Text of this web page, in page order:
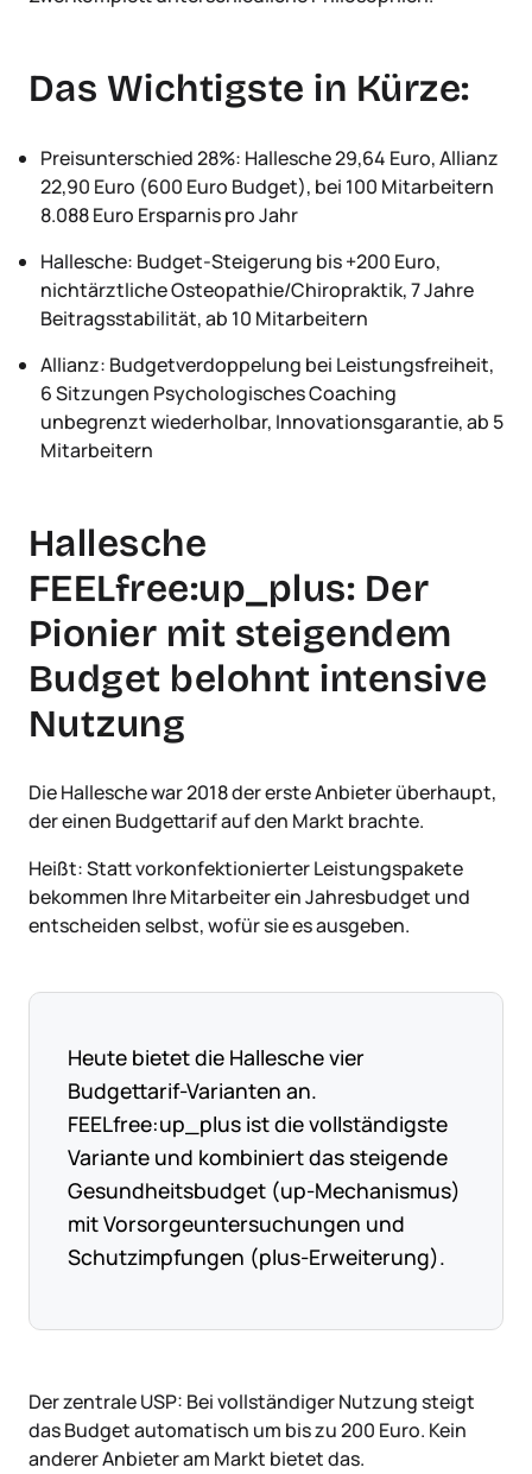
Das Wichtigste in Kürze:
Preisunterschied 28%: Hallesche 29,64 Euro, Allianz
22,90 Euro (600 Euro Budget), bei 100 Mitarbeitern
8.088 Euro Ersparnis pro Jahr
Hallesche: Budget-Steigerung bis +200 Euro,
nichtärztliche Osteopathie/Chiropraktik, 7 Jahre
Beitragsstabilität, ab 10 Mitarbeitern
Allianz: Budgetverdoppelung bei Leistungsfreiheit,
6 Sitzungen Psychologisches Coaching
unbegrenzt wiederholbar, Innovationsgarantie, ab 5
Mitarbeitern
Hallesche
FEELfree:up_plus: Der
Pionier mit steigendem
Budget belohnt intensive
Nutzung
Die Hallesche war 2018 der erste Anbieter überhaupt,
der einen Budgettarif auf den Markt brachte.
Heißt: Statt vorkonfektionierter Leistungspakete
bekommen Ihre Mitarbeiter ein Jahresbudget und
entscheiden selbst, wofür sie es ausgeben.
Heute bietet die Hallesche vier
Budgettarif-Varianten an.
FEELfree:up_plus ist die vollständigste
Variante und kombiniert das steigende
Gesundheitsbudget (up-Mechanismus)
mit Vorsorgeuntersuchungen und
Schutzimpfungen (plus-Erweiterung).
Der zentrale USP: Bei vollständiger Nutzung steigt
das Budget automatisch um bis zu 200 Euro. Kein
anderer Anbieter am Markt bietet das.